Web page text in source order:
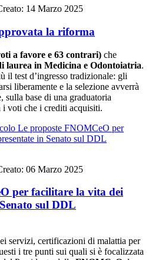
14 Marzo 2025
la riforma
a favore e 63 contrari) che
laurea in Medicina e Odontoiatria.
il test d’ingresso tradizionale: gli
liberamente e la selezione avverrà
sulla base di una graduatoria
i voti che i crediti acquisiti.
06 Marzo 2025
per facilitare la vita dei
sul DDL
servizi, certificazioni di malattia per
i tre punti sui quali si è focalizzata